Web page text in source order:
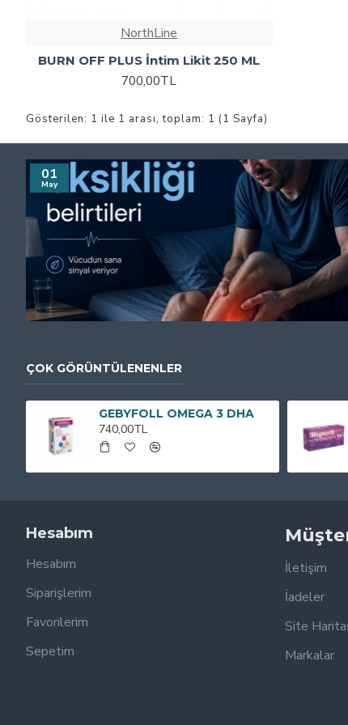
NorthLine
BURN OFF PLUS İntim Likit 250 ML
700,00TL
Gösterilen: 1 ile 1 arası, toplam: 1 (1 Sayfa)
01
May
ÇOK GÖRÜNTÜLENENLER
GEBYFOLL OMEGA 3 DHA
740,00TL
Hesabım
Hesabım
Siparişlerim
Favorilerim
Sepetim
İletişim
İadeler
Site
Markalar